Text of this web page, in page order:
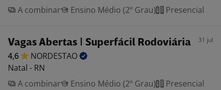
A combinar
Ensino Médio (2º Grau) Presencial
Vagas Abertas | Superfácil Rodoviária 31 jul
4,6
NORDESTAO
Natal - RN
A combinar
Ensino Médio (2º Grau) Presencial